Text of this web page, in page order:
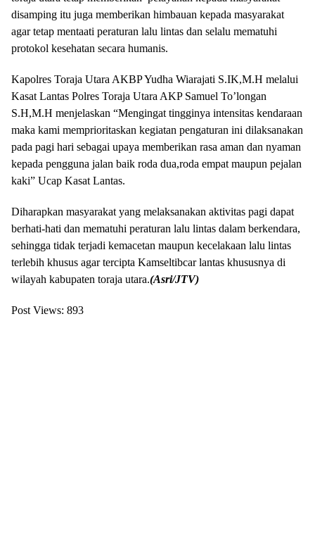
disamping itu juga memberikan himbauan kepada masyarakat
agar tetap mentaati peraturan lalu lintas dan selalu mematuhi
protokol kesehatan secara humanis.
Kapolres Toraja Utara AKBP Yudha Wiarajati S.IK,M.H melalui
Kasat Lantas Polres Toraja Utara AKP Samuel To’longan
S.H,M.H menjelaskan “Mengingat tingginya intensitas kendaraan
maka kami memprioritaskan kegiatan pengaturan ini dilaksanakan
pada pagi hari sebagai upaya memberikan rasa aman dan nyaman
kepada pengguna jalan baik roda dua,roda empat maupun pejalan
kaki” Ucap Kasat Lantas.
Diharapkan masyarakat yang melaksanakan aktivitas pagi dapat
berhati-hati dan mematuhi peraturan lalu lintas dalam berkendara,
sehingga tidak terjadi kemacetan maupun kecelakaan lalu lintas
terlebih khusus agar tercipta Kamseltibcar lantas khususnya di
wilayah kabupaten toraja utara.(Asri/JTV)
Post Views: 893